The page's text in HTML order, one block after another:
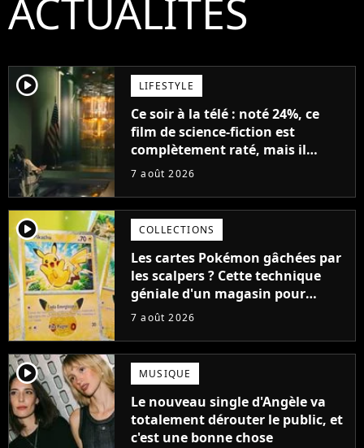
ACTUALITÉS
player2 LIFESTYLE
Ce soir à la télé : noté 24%, ce
film de science-fiction est
complètement raté, mais il
aurait pu être encore pire à
7 août 2026
player2 COLLECTIONS
Les cartes Pokémon gâchées par
les scalpers ? Cette technique
géniale d'un magasin pour
ruiner les revendeurs
7 août 2026
player2 MUSIQUE
Le nouveau single d'Angèle va
totalement dérouter le public, et
c'est une bonne chose